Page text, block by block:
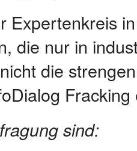
Expertenkreis
die nur in
die
Fracking
sind: